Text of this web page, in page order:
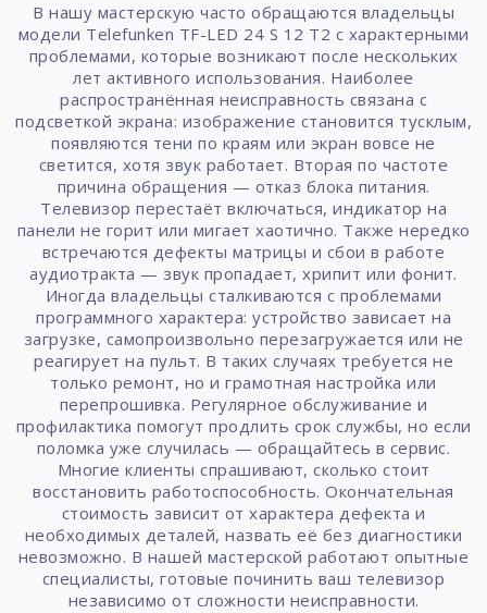
В нашу мастерскую часто обращаются владельцы
модели Telefunken TF-LED 24 S 12 T2 с характерными
проблемами, которые возникают после нескольких
лет активного использования. Наиболее
распространённая неисправность связана с
подсветкой экрана: изображение становится тусклым,
появляются тени по краям или экран вовсе не
светится, хотя звук работает. Вторая по частоте
причина обращения — отказ блока питания.
Телевизор перестаёт включаться, индикатор на
панели не горит или мигает хаотично. Также нередко
встречаются дефекты матрицы и сбои в работе
аудиотракта — звук пропадает, хрипит или фонит.
Иногда владельцы сталкиваются с проблемами
программного характера: устройство зависает на
загрузке, самопроизвольно перезагружается или не
реагирует на пульт. В таких случаях требуется не
только ремонт, но и грамотная настройка или
перепрошивка. Регулярное обслуживание и
профилактика помогут продлить срок службы, но если
поломка уже случилась — обращайтесь в сервис.
Многие клиенты спрашивают, сколько стоит
восстановить работоспособность. Окончательная
стоимость зависит от характера дефекта и
необходимых деталей, назвать её без диагностики
невозможно. В нашей мастерской работают опытные
специалисты, готовые починить ваш телевизор
независимо от сложности неисправности.